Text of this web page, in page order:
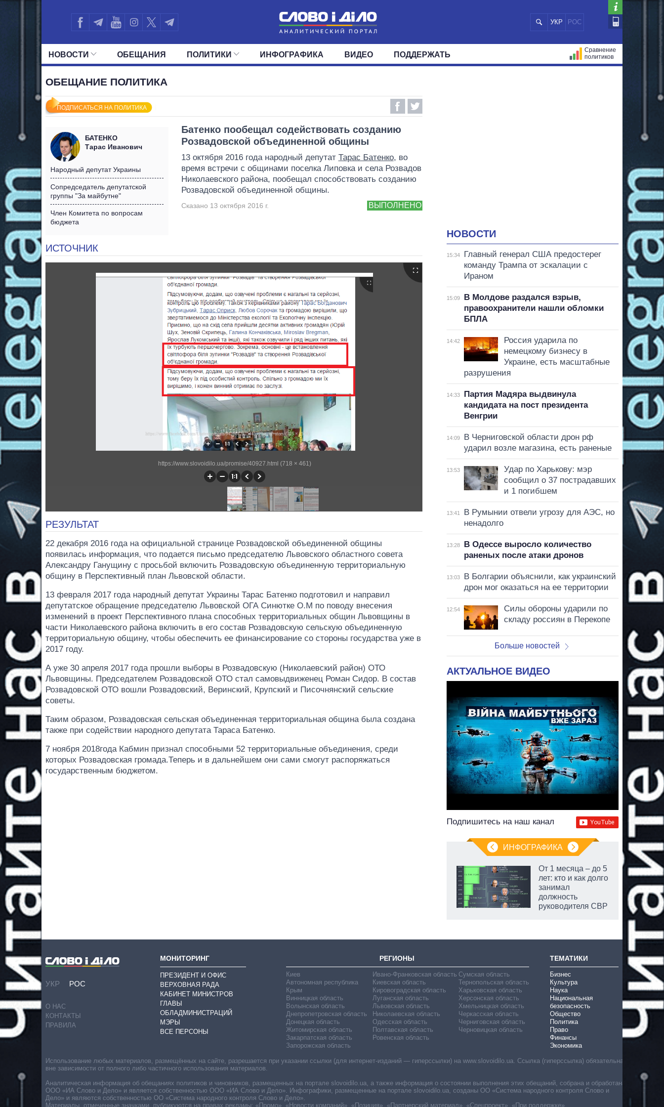
УКР РОС
НОВОСТИ
МИР
ОБЕЩАНИЯ ПОЛИТИКИ
ОКРУГА
ИНФОГРАФИКА ВИДЕО ПОДДЕРЖАТЬ
Сравнение
политиков
ОБЕЩАНИЕ ПОЛИТИКА
ПОДПИСАТЬСЯ НА ПОЛИТИКА
БАТЕНКО
Тарас Иванович
Народный депутат Украины
Сопредседатель депутатской
группы "За майбутне"
Член Комитета по вопросам
бюджета
Батенко пообещал содействовать созданию
Розвадовской объединенной общины
13 октября 2016 года народный депутат Тарас Батенко, во
время встречи с общинами поселка Липовка и села Розвадов
Николаевского района, пообещал способствовать созданию
Розвадовской объединенной общины.
ВЫПОЛНЕНО
Сказано 13 октября 2016 г.
ИСТОЧНИК
https://www.slovoidilo.ua/promise/40927.html (718 × 461)
РЕЗУЛЬТАТ
22 декабря 2016 года на официальной странице Розвадовской объединенной общины
появилась информация, что подается письмо председателю Львовского областного совета
Александру Ганущину с просьбой включить Розвадовскую объединенную территориальную
общину в Перспективный план Львовской области.
13 февраля 2017 года народный депутат Украины Тарас Батенко подготовил и направил
депутатское обращение председателю Львовской ОГА Синютке О.М по поводу внесения
изменений в проект Перспективного плана способных территориальных общин Львовщины в
части Николаевского района включить в его состав Розвадовскую сельскую объединенную
территориальную общину, чтобы обеспечить ее финансирование со стороны государства уже в
2017 году.
А уже 30 апреля 2017 года прошли выборы в Розвадовскую (Николаевский район) ОТО
Львовщины. Председателем Розвадовской ОТО стал самовыдвиженец Роман Сидор. В состав
Розвадовской ОТО вошли Розвадовский, Веринский, Крупский и Писочнянский сельские
советы.
Таким образом, Розвадовская сельская объединенная территориальная община была создана
также при содействии народного депутата Тараса Батенко.
7 ноября 2018года Кабмин признал способными 52 территориальные объединения, среди
которых Розвадовская громада.Теперь и в дальнейшем они сами смогут распоряжаться
государственным бюджетом.
НОВОСТИ
15:34
Главный генерал США предостерег
команду Трампа от эскалации с
Ираном
15:09
В Молдове раздался взрыв,
правоохранители нашли обломки
БПЛА
14:42
Россия ударила по
немецкому бизнесу в
Украине, есть масштабные
разрушения
14:33
Партия Мадяра выдвинула
кандидата на пост президента
Венгрии
14:09
В Черниговской области дрон рф
ударил возле магазина, есть раненые
13:53
Удар по Харькову: мэр
сообщил о 37 пострадавших
и 1 погибшем
13:41
В Румынии отвели угрозу для АЭС, но
ненадолго
13:28
В Одессе выросло количество
раненых после атаки дронов
13:03
В Болгарии объяснили, как украинский
дрон мог оказаться на ее территории
12:54
Силы обороны ударили по
складу россиян в Перекопе
Больше новостей
АКТУАЛЬНОЕ ВИДЕО
Подпишитесь на наш канал
ИНФОГРАФИКА
От 1 месяца – до 5
лет: кто и как долго
занимал
должность
руководителя СВР
УКР РОС
О НАС
КОНТАКТЫ
ПРАВИЛА
МОНИТОРИНГ
ПРЕЗИДЕНТ И ОФИС
ВЕРХОВНАЯ РАДА
КАБИНЕТ МИНИСТРОВ
ГЛАВЫ
ОБЛАДМИНИСТРАЦИЙ
МЭРЫ
ВСЕ ПЕРСОНЫ
РЕГИОНЫ
Киев
Автономная республика
Крым
Винницкая область
Волынская область
Днепропетровская область
Донецкая область
Житомирская область
Закарпатская область
Запорожская область
Ивано-Франковская область
Киевская область
Кировоградская область
Луганская область
Львовская область
Николаевская область
Одесская область
Полтавская область
Ровенская область
Сумская область
Тернопольская область
Харьковская область
Херсонская область
Хмельницкая область
Черкасская область
Черниговская область
Черновицкая область
ТЕМАТИКИ
Бизнес
Культура
Наука
Национальная
безопасность
Общество
Политика
Право
Финансы
Экономика
Использование любых материалов, размещённых на сайте, разрешается при указании ссылки (для интернет-изданий — гиперссылки) на www.slovoidilo.ua. Ссылка (гиперссылка) обязательна
вне зависимости от полного либо частичного использования материалов.
Аналитическая информация об обещаниях политиков и чиновников, размещенных на портале slovoidilo.ua, а также информация о состоянии выполнения этих обещаний, собрана и обработана
ООО «ИА Слово и Дело» и является собственностью ООО «ИА Слово и Дело». Инфографики, размещенные на портале slovoidilo.ua, созданы ОО «Система народного контроля Слово и
Дело» и являются собственностью ОО «Система народного контроля Слово и Дело».
Материалы, отмеченные значками, публикуются на правах рекламы: «Промо», «Новости компаний», «Позиция», «Партнерский материал», «Спецпроект», «При поддержке».